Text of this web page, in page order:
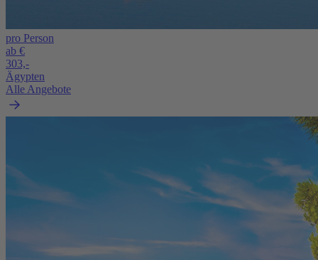
pro Person
ab €
303,-
Ägypten
Alle Angebote